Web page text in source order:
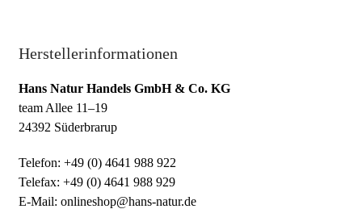
Herstellerinformationen
Hans Natur Handels GmbH & Co. KG
team Allee 11–19
24392 Süderbrarup
Telefon: +49 (0) 4641 988 922
Telefax: +49 (0) 4641 988 929
E-Mail: onlineshop@hans-natur.de